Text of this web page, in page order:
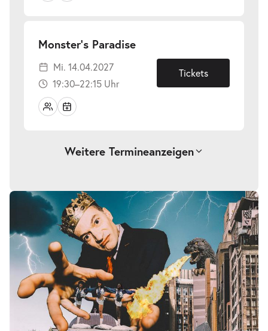
Monster’s Paradise-
14.04.2027
Mi. 14.04.2027
19:30–22:15 Uhr
Tickets
Weitere Termineanzeigen
Monster’s Paradise-
Sa.
17.04.2027
Sa. 17.04.2027
19:30–22:15 Uhr
Tickets
Monster’s Paradise-
So.